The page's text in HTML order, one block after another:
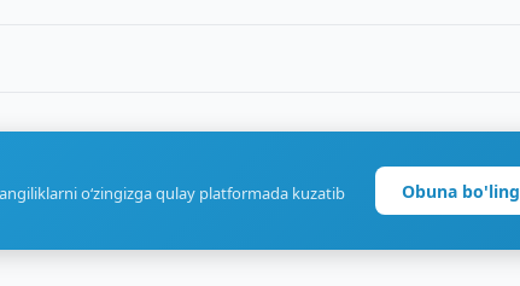
o‘zingizga qulay platformada kuzatib
Obuna bo'ling